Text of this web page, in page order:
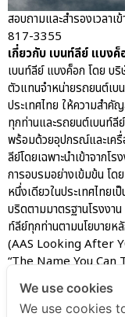
สอบถามและสำรองเวลา
817-3355
เกี่ยวกับ เบนท์ลีย์ แบงค็
เบนท์ลีย์ แบงค็อก โดย บริ
ตัวแทนจำหน่ายรถยนต์เบ
ประเทศไทย ให้ความสำ
ทุกท่านและรถยนต์เบนท์ลี
พร้อมด้วยอุปกรณ์และเครื่
ลีย์โดยเฉพาะนำเข้าจากโ
การอบรมอย่างเข้มข้น
หนึ่งเดียวในประเทศไทย
บริดตามมาตรฐานโรงงา
ท์ลีย์ทุกท่านตามนโยบายห
(AAS Looking After
“The Name You Can
AAS
We use cookies
We use cookies